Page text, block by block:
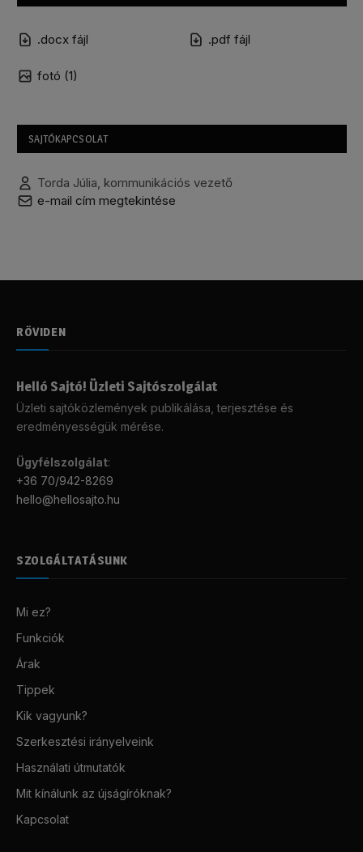
.docx fájl .pdf fájl
fotó (1)
SAJTÓKAPCSOLAT
Torda Júlia, kommunikációs vezető
e-mail cím megtekintése
RÖVIDEN
Helló Sajtó! Üzleti Sajtószolgálat
Üzleti sajtóközlemények publikálása, terjesztése és
eredményességük mérése.
Ügyfélszolgálat:
+36 70/942-8269
hello@hellosajto.hu
SZOLGÁLTATÁSUNK
Mi ez?
Funkciók
Árak
Tippek
Kik vagyunk?
Szerkesztési irányelveink
Használati útmutatók
Mit kínálunk az újságíróknak?
Kapcsolat